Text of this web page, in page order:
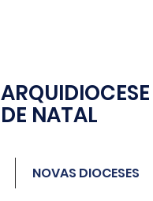
ARQUIDIOCESE
DE NATAL
NOVAS DIOCESES